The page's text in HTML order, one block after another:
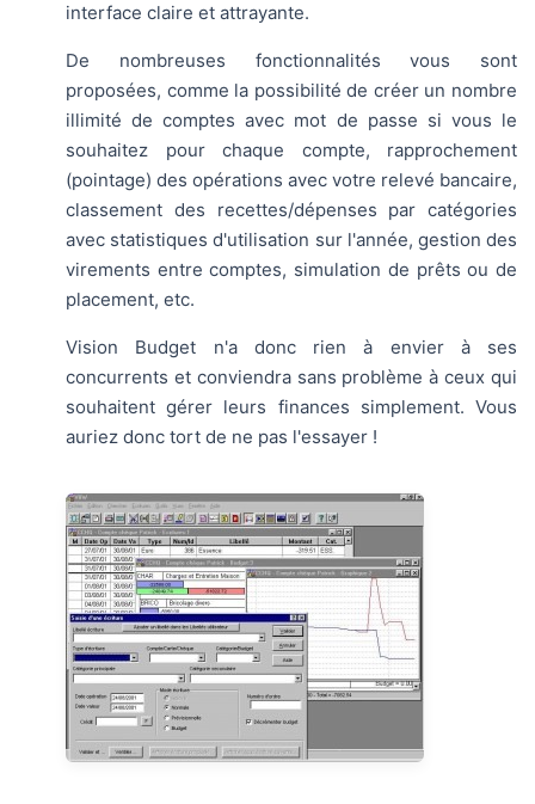
interface claire et attrayante.
De nombreuses fonctionnalités vous sont
proposées, comme la possibilité de créer un nombre
illimité de comptes avec mot de passe si vous le
souhaitez pour chaque compte, rapprochement
(pointage) des opérations avec votre relevé bancaire,
classement des recettes/dépenses par catégories
avec statistiques d'utilisation sur l'année, gestion des
virements entre comptes, simulation de prêts ou de
placement, etc.
Vision Budget n'a donc rien à envier à ses
concurrents et conviendra sans problème à ceux qui
souhaitent gérer leurs finances simplement. Vous
auriez donc tort de ne pas l'essayer !